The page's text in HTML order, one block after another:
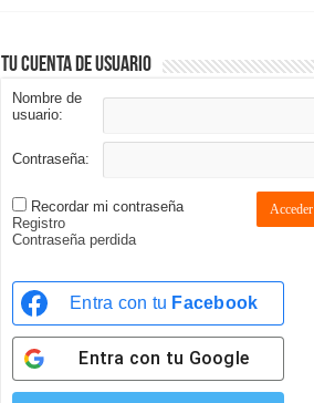
Tu cuenta de usuario
Nombre de
usuario:
Contraseña:
Recordar mi contraseña Acceder
Registro
Contraseña perdida
Entra con tu Facebook
Entra con tu Google